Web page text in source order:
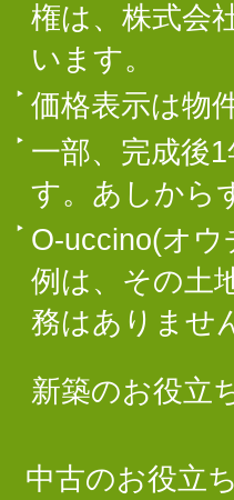
権は、株式会
います。
価格表示は物
一部、完成後
す。あしから
O-uccino(オ
例は、その土
務はありませ
新築のお役立
中古のお役立ち